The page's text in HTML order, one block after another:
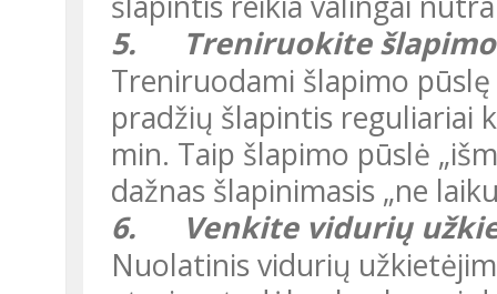
Treniruokite
Treniruodami šlapimo pūslę suretinsime šlapinimosi intervalus. Iš
pradžių šlapintis reguliariai
min. Taip šlapimo pūslė
dažnas šlapinimasis „ne
Venkite vidurių
Nuolatinis vidurių užkietėjimas išprovokuoja šlapimo nesulaikymo